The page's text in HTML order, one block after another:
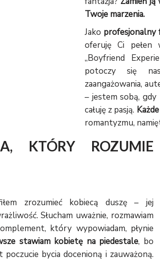
Twoje marzenia.
Jako profesjonalny
oferuję Ci pełen
„Boyfriend
potoczy się
zaangażowania,
– jestem sobą,
całuję z pasją.
romantyzmu,
KTÓRY ROZUMIE
zrozumieć kobiecą duszę – jej
Słucham uważnie, rozmawiam
który wypowiadam, płynie
stawiam kobietę na piedestale, bo
poczucie bycia docenioną i zauważoną.